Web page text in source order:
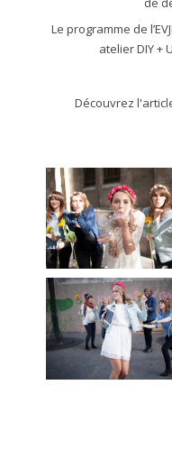
Le programme de
atelier DIY +
Découvrez